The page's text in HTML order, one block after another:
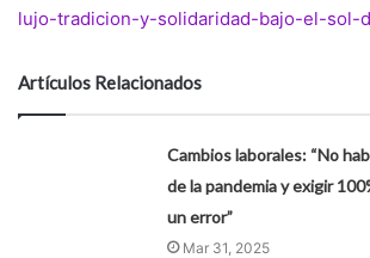
lujo-tradicion-y-solidaridad-bajo-el-sol-
Artículos Relacionados
Cambios laborales: “No
de la pandemia y exigir
un error”
Mar 31, 2025